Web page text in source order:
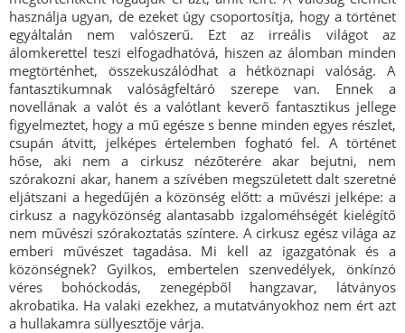
használja ugyan, de ezeket úgy csoportosítja, hogy a történet
egyáltalán nem valószerű. Ezt az irreális világot az
álomkerettel teszi elfogadhatóvá, hiszen az álomban minden
megtörténhet, összekuszálódhat a hétköznapi valóság. A
fantasztikumnak valóságfeltáró szerepe van. Ennek a
novellának a valót és a valótlant keverő fantasztikus jellege
figyelmeztet, hogy a mű egésze s benne minden egyes részlet,
csupán átvitt, jelképes értelemben fogható fel. A történet
hőse, aki nem a cirkusz nézőterére akar bejutni, nem
szórakozni akar, hanem a szívében megszületett dalt szeretné
eljátszani a hegedűjén a közönség előtt: a művészi jelképe: a
cirkusz a nagyközönség alantasabb izgaloméhségét kielégítő
nem művészi szórakoztatás színtere. A cirkusz egész világa az
emberi művészet tagadása. Mi kell az igazgatónak és a
közönségnek? Gyilkos, embertelen szenvedélyek, önkínzó
véres bohóckodás, zenegépből hangzavar, látványos
akrobatika. Ha valaki ezekhez, a mutatványokhoz nem ért azt
a hullakamra süllyesztője várja.